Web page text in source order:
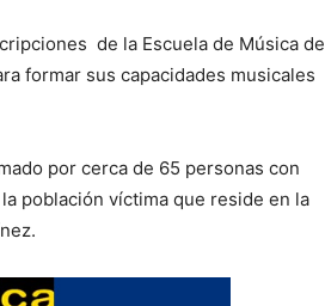
de la Escuela de Música de
formar sus capacidades musicales
por cerca de 65 personas con
población víctima que reside en la